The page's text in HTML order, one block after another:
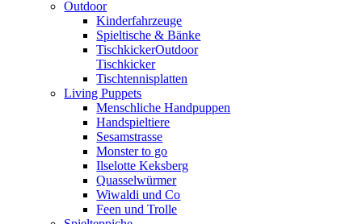
Outdoor
Kinderfahrzeuge
Spieltische & Bänke
TischkickerOutdoor
Tischkicker
Tischtennisplatten
Living Puppets
Menschliche Handpuppen
Handspieltiere
Sesamstrasse
Monster to go
Ilselotte Keksberg
Quasselwürmer
Wiwaldi und Co
Feen und Trolle